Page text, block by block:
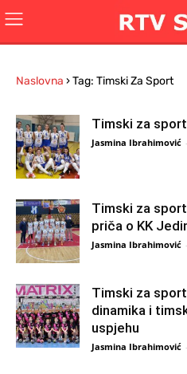
Naslovna ›Tag: Timski Za Sport
Timski za
Jasmina Ibrahimović -
Timski za
priča o KK
Jasmina Ibrahimović -
Timski za
dinamika i
uspjehu
Jasmina Ibrahimović -